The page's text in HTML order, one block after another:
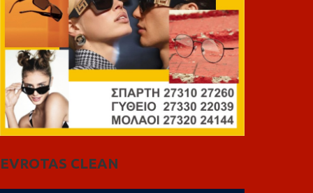
EVROTAS CLEAN